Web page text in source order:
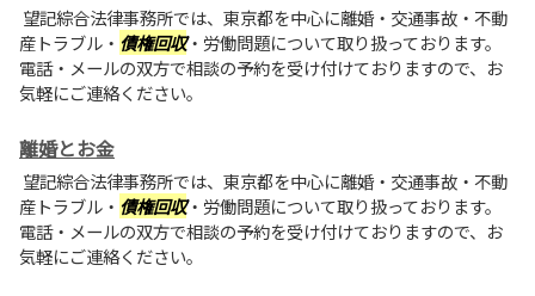
望記綜合法律事務所では、東京都を中心に離婚・交通事故・不動
産トラブル・ 債権回収・労働問題について取り扱っております。
電話・メールの双方で相談の予約を受け付けておりますので、お
気軽にご連絡ください。
離婚とお金
望記綜合法律事務所では、東京都を中心に離婚・交通事故・不動
産トラブル・ 債権回収・労働問題について取り扱っております。
電話・メールの双方で相談の予約を受け付けておりますので、お
気軽にご連絡ください。